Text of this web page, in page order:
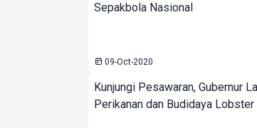
Sepakbola Nasional
09-Oct-2020
Kunjungi Pesawaran, Gubernur
Perikanan dan Budidaya